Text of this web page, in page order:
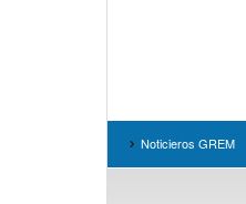
Noticieros GREM